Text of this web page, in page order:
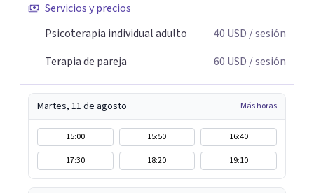
Servicios y precios
Psicoterapia individual adulto
40 USD / sesión
Terapia de pareja
60 USD / sesión
Martes, 11 de agosto Más horas
15:00 15:50
16:40
17:30
18:20 19:10